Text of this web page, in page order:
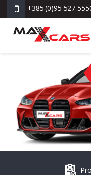
+385 (0)95 527